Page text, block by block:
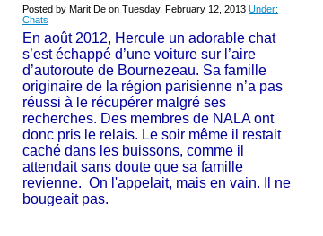
Posted by Marit De on Tuesday, February 12, 2013 Under:
Chats
En août 2012, Hercule un adorable chat
s’est échappé d’une voiture sur l’aire
d’autoroute de Bournezeau. Sa famille
originaire de la région parisienne n’a pas
réussi à le récupérer malgré ses
recherches. Des membres de NALA ont
donc pris le relais. Le soir même il restait
caché dans les buissons, comme il
attendait sans doute que sa famille
revienne. On l'appelait, mais en vain. Il ne
bougeait pas.